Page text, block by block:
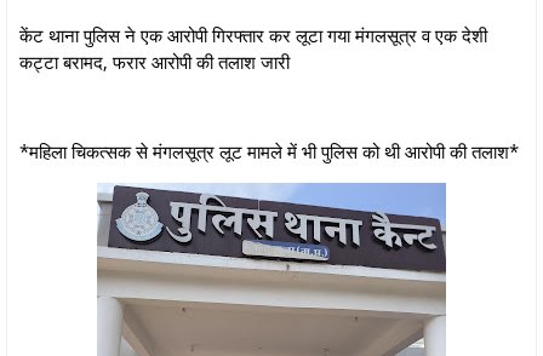
केंट थाना पुलिस ने एक आरोपी गिरफ्तार कर लूटा गया मंगलसूत्र व एक देशी
कट्टा बरामद, फरार आरोपी की तलाश जारी
*महिला चिकत्सक से मंगलसूत्र लूट मामले में भी पुलिस को थी आरोपी की तलाश*